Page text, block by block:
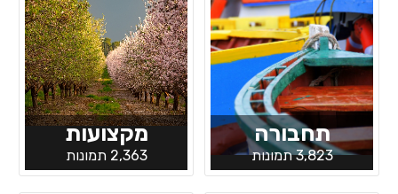
תחבורה
3,823 תמונות
מקצועות
2,363 תמונות